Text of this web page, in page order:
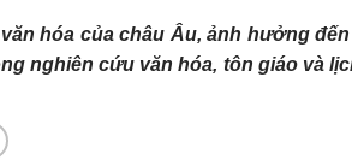
hóa của châu Âu, ảnh hưởng
nghiên cứu văn hóa, tôn giáo và